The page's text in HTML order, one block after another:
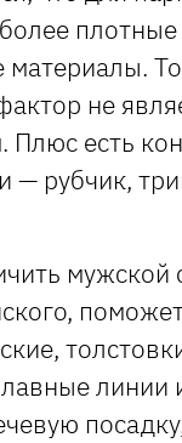
плотные
материалы.
не
Плюс есть
— рубчик,
мужской
линии